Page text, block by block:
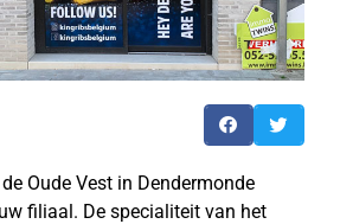
Oude Vest in Dendermonde
filiaal. De specialiteit van het